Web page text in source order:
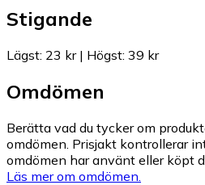
Stigande
Lägst: 23 kr| Högst: 39 kr
Omdömen
Berätta vad du tycker om
omdömen. Prisjakt kontrollerar
omdömen har använt eller köpt
Läs mer om omdömen.